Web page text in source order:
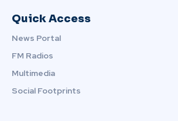
Quick Access
News Portal
FM Radios
Multimedia
Social Footprints